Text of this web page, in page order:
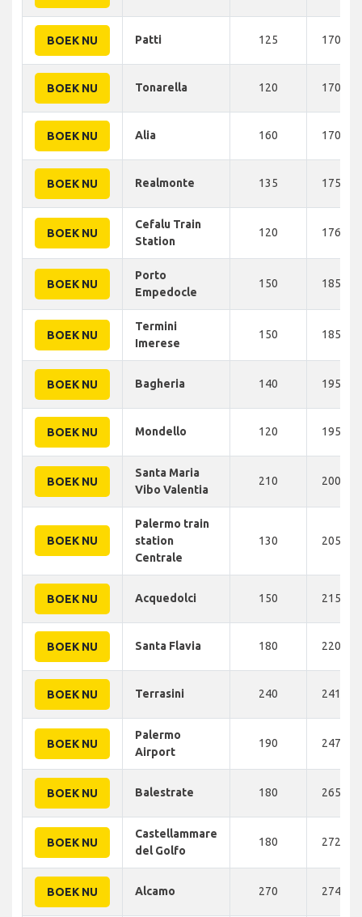
BOEK NU Patti 125 170 KM
BOEK NU Tonarella 120 170 KM
BOEK NU Alia 160 170 KM
BOEK NU Realmonte 135 175 KM
BOEK NU
Cefalu Train
Station
120 176 KM
BOEK NU
Porto
Empedocle
150 185 KM
BOEK NU
Termini
Imerese
150 185 KM
BOEK NU Bagheria 140 195 KM
BOEK NU Mondello 120 195 KM
BOEK NU
Santa Maria
Vibo Valentia
210 200 KM
BOEK NU
Palermo train
station
Centrale
130 205 KM
BOEK NU Acquedolci 150 215 KM
BOEK NU Santa Flavia 180 220 KM
BOEK NU Terrasini 240 241 KM
BOEK NU
Palermo
Airport
190 247 KM
BOEK NU Balestrate 180 265 KM
BOEK NU
Castellammare
del Golfo
180 272 KM
BOEK NU Alcamo 270 274 KM